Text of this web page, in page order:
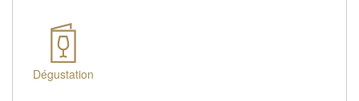
Dégustation